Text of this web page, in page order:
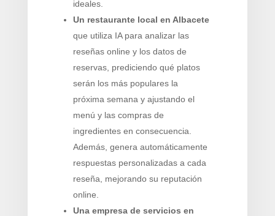
ideales.
Un restaurante local en Albacete
que utiliza IA para analizar las
reseñas online y los datos de
reservas, prediciendo qué platos
serán los más populares la
próxima semana y ajustando el
menú y las compras de
ingredientes en consecuencia.
Además, genera automáticamente
respuestas personalizadas a cada
reseña, mejorando su reputación
online.
Una empresa de servicios en